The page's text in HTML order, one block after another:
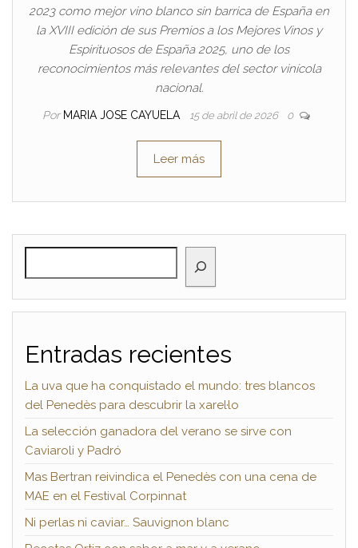
2023 como mejor vino blanco sin barrica de España en
la XVIII edición de sus Premios a los Mejores Vinos y
Espirituosos de España 2025, uno de los
reconocimientos más relevantes del sector vinícola
nacional.
Por MARIA JOSE CAYUELA 15 de abril de 2026 0
Leer más
Entradas recientes
La uva que ha conquistado el mundo: tres blancos
del Penedès para descubrir la xarel·lo
La selección ganadora del verano se sirve con
Caviaroli y Padró
Mas Bertran reivindica el Penedès con una cena de
MAE en el Festival Corpinnat
Ni perlas ni caviar… Sauvignon blanc